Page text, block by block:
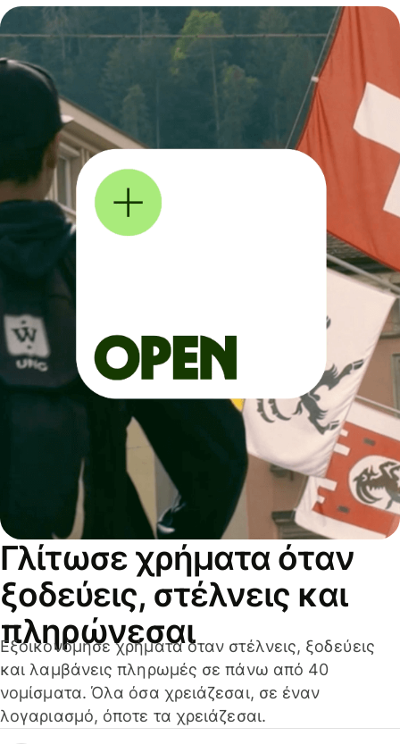
Γλίτωσε χρήματα όταν
ξοδεύεις, στέλνεις και
πληρώνεσαι
Εξοικονόμησε χρήματα όταν στέλνεις, ξοδεύεις
και λαμβάνεις πληρωμές σε πάνω από 40
νομίσματα. Όλα όσα χρειάζεσαι, σε έναν
λογαριασμό, όποτε τα χρειάζεσαι.